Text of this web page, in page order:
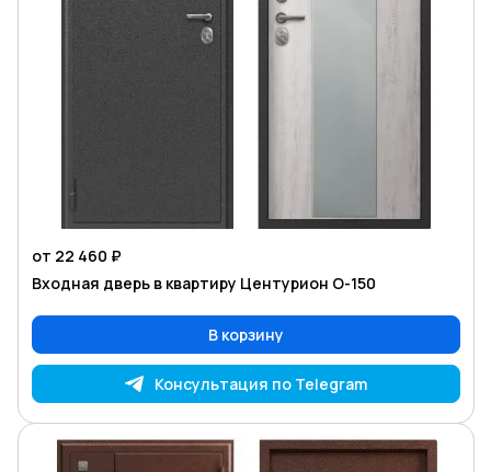
от 22 460 ₽
Входная дверь в квартиру Центурион O-150
В корзину
Консультация по Telegram